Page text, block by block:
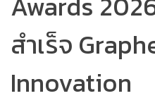
สำเร็จ
Innovation